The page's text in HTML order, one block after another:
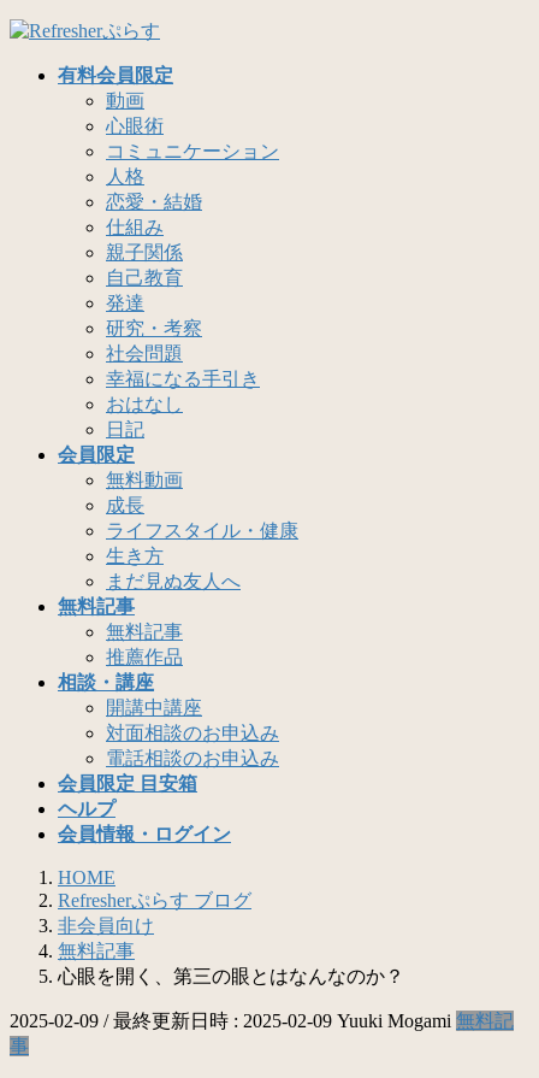
コ
ナ
有料会員限定
動画
心眼術
コミュニケーション
人格
恋愛・結婚
仕組み
親子関係
自己教育
発達
研究・考察
社会問題
幸福になる手引き
おはなし
日記
会員限定
無料動画
成長
ライフスタイル・健康
生き方
まだ見ぬ友人へ
無料記事
無料記事
推薦作品
相談・講座
開講中講座
対面相談のお申込み
電話相談のお申込み
会員限定 目安箱
ヘルプ
会員情報・ログイン
HOME
Refresherぷらす ブログ
非会員向け
無料記事
心眼を開く、第三の眼とはなんなのか？
2025-02-09 / 最終更新日時 : 2025-02-09 Yuuki Mogami 無料記
事